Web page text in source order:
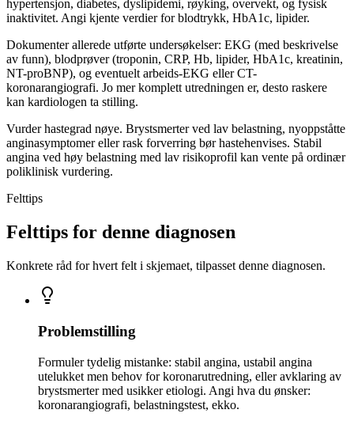
hypertensjon, diabetes, dyslipidemi, røyking, overvekt, og fysisk
inaktivitet. Angi kjente verdier for blodtrykk, HbA1c, lipider.
Dokumenter allerede utførte undersøkelser: EKG (med beskrivelse
av funn), blodprøver (troponin, CRP, Hb, lipider, HbA1c, kreatinin,
NT-proBNP), og eventuelt arbeids-EKG eller CT-
koronarangiografi. Jo mer komplett utredningen er, desto raskere
kan kardiologen ta stilling.
Vurder hastegrad nøye. Brystsmerter ved lav belastning, nyoppståtte
anginasymptomer eller rask forverring bør hastehenvises. Stabil
angina ved høy belastning med lav risikoprofil kan vente på ordinær
poliklinisk vurdering.
Felttips
Felttips for denne diagnosen
Konkrete råd for hvert felt i skjemaet, tilpasset denne diagnosen.
Problemstilling
Formuler tydelig mistanke: stabil angina, ustabil angina
utelukket men behov for koronarutredning, eller avklaring av
brystsmerter med usikker etiologi. Angi hva du ønsker:
koronarangiografi, belastningstest, ekko.